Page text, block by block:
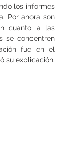
los informes
Por ahora son
cuanto a las
se concentren
fue en el
su explicación.